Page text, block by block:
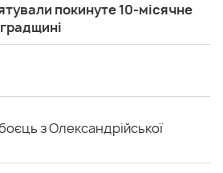
покинуте 10-місячне
з Олександрійської